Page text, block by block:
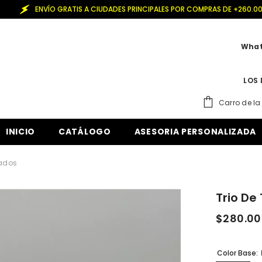
A CIUDADES PRINCIPALES POR COMPRAS DE +260.000
LOS
Carro de
INICIO CATÁLOGO ASESORIA PERSONALIZADA
Trio
Color Base: